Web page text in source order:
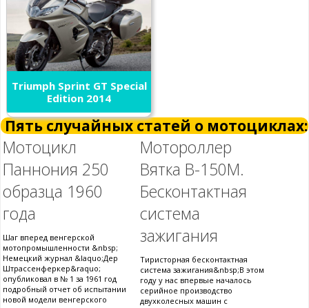
Triumph Sprint GT Special
Edition 2014
Пять случайных статей о мотоциклах:
Мотоцикл
Паннония 250
образца 1960
года
Шаг вперед венгерской
мотопромышленности &nbsp;
Немецкий журнал &laquo;Дер
Штрассенферкер&raquo;
опубликовал в № 1 за 1961 год
подробный отчет об испытании
новой модели венгерского
Мотороллер
Вятка В-150М.
Бесконтактная
система
зажигания
Тиристорная бесконтактная
система зажигания&nbsp;В этом
году у нас впервые началось
серийное производство
двухколесных машин с